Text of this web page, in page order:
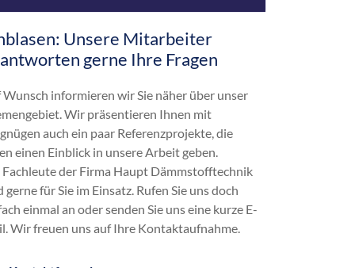
Altbaudämmung
Brandschutz Einblasdämmung
Dachdämmung
Dachschrägendämmung
Dämmung
Einblasdämmung
energetische Sanierung
Flachdachdämmung
Fußbodendämmung
Gebäudedämmung
Unsere Mitarbeiter
gerne Ihre Fragen
informieren wir Sie näher über unser
Wir präsentieren Ihnen mit
auch ein paar Referenzprojekte, die
einen Einblick in unsere Arbeit geben.
Fachleute der Firma Haupt Dämmstofftechnik
gerne für Sie im Einsatz. Rufen Sie uns doch
einmal an oder senden Sie uns eine kurze E-
Wir freuen uns auf Ihre Kontaktaufnahme.